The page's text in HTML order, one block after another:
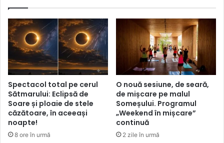
Spectacol total pe cerul
Sătmarului: Eclipsă de
Soare și ploaie de stele
căzătoare, în aceeași
noapte!
8 ore în urmă
O nouă sesiune, de seară,
de mișcare pe malul
Someșului. Programul
„Weekend în mișcare”
continuă
2 zile în urmă